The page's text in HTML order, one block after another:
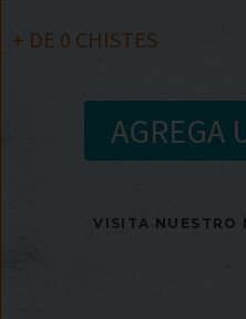
+ DE 0 CHISTES
AGREGA
VISITA NUESTRO